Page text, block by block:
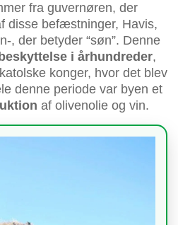
fra guvernøren, der
disse befæstninger, Havis,
, der betyder “søn”. Denne
i århundreder,
konger, hvor det blev
denne periode var byen et
af olivenolie og vin.